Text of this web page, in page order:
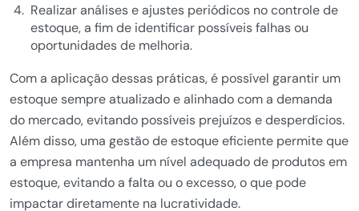
Realizar análises e ajustes periódicos no controle de
estoque, a fim de identificar possíveis falhas ou
oportunidades de melhoria.
Com a aplicação dessas práticas, é possível garantir um
estoque sempre atualizado e alinhado com a demanda
do mercado, evitando possíveis prejuízos e desperdícios.
Além disso, uma gestão de estoque eficiente permite que
a empresa mantenha um nível adequado de produtos em
estoque, evitando a falta ou o excesso, o que pode
impactar diretamente na lucratividade.